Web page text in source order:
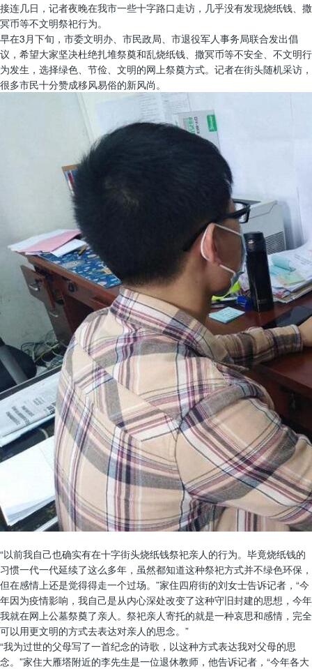
接连几日，记者夜晚在我市一些十字路口走访，几乎没有发现烧纸钱、撒
冥币等不文明祭祀行为。
早在3月下旬，市委文明办、市民政局、市退役军人事务局联合发出倡
议，希望大家坚决杜绝扎堆祭奠和乱烧纸钱、撒冥币等不安全、不文明行
为发生，选择绿色、节俭、文明的网上祭奠方式。记者在街头随机采访，
很多市民十分赞成移风易俗的新风尚。
“以前我自己也确实有在十字街头烧纸钱祭祀亲人的行为。毕竟烧纸钱的
习惯一代一代延续了这么多年，虽然都知道这种祭祀方式并不绿色环保，
但在感情上还是觉得得走一个过场。”家住四府街的刘女士告诉记者，“今
年因为疫情影响，我自己是从内心深处改变了这种守旧封建的思想，今年
我就在网上公墓祭奠了亲人。祭祀亲人寄托的就是一种哀思和感情，完全
可以用更文明的方式去表达对亲人的思念。”
“我为过世的父母写了一首纪念的诗歌，以这种方式表达我对父母的思
念。”家住大雁塔附近的李先生是一位退休教师，他告诉记者，“今年各大